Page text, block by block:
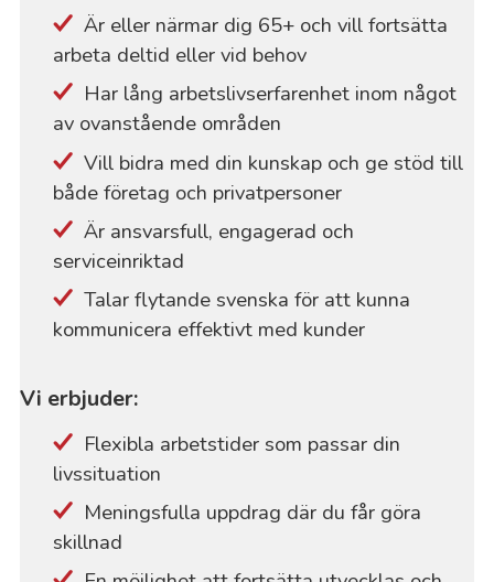
Är eller närmar dig 65+ och vill fortsätta
arbeta deltid eller vid behov
Har lång arbetslivserfarenhet inom något
av ovanstående områden
Vill bidra med din kunskap och ge stöd till
både företag och privatpersoner
Är ansvarsfull, engagerad och
serviceinriktad
Talar flytande svenska för att kunna
kommunicera effektivt med kunder
Vi erbjuder:
Flexibla arbetstider som passar din
livssituation
Meningsfulla uppdrag där du får göra
skillnad